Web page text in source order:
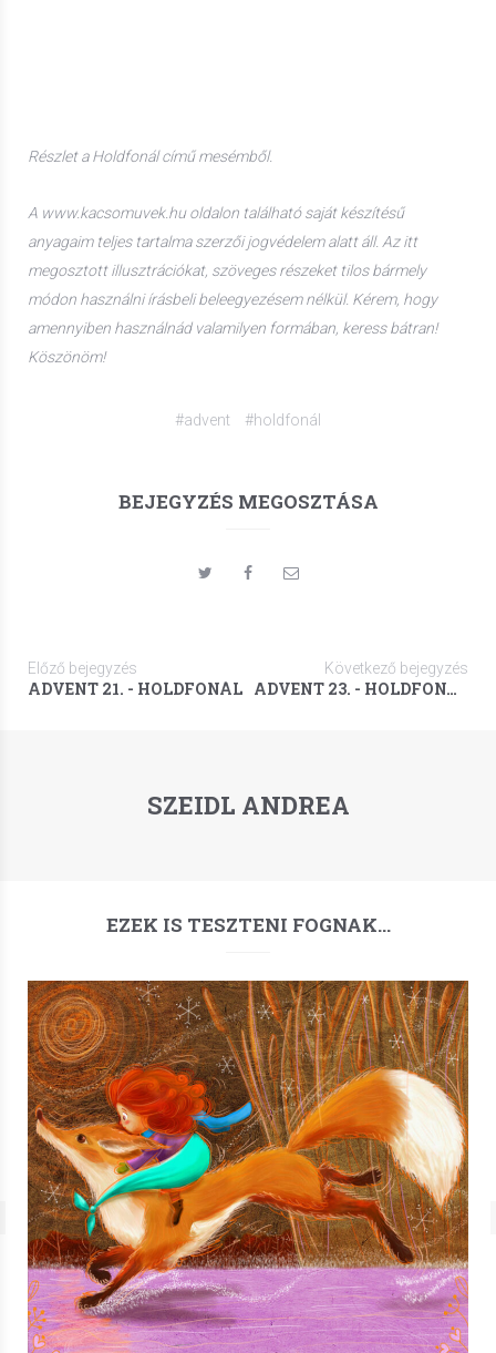
Részlet a Holdfonál című mesémből.
A www.kacsomuvek.hu oldalon található saját készítésű
anyagaim teljes tartalma szerzői jogvédelem alatt áll. Az itt
megosztott illusztrációkat, szöveges részeket tilos bármely
módon használni írásbeli beleegyezésem nélkül. Kérem, hogy
amennyiben használnád valamilyen formában, keress bátran!
Köszönöm!
#advent #holdfonál
BEJEGYZÉS MEGOSZTÁSA
Előző bejegyzés
ADVENT 21. - HOLDFONÁL
Következő bejegyzés
ADVENT 23. - HOLDFONÁL
SZEIDL ANDREA
EZEK IS TESZTENI FOGNAK…